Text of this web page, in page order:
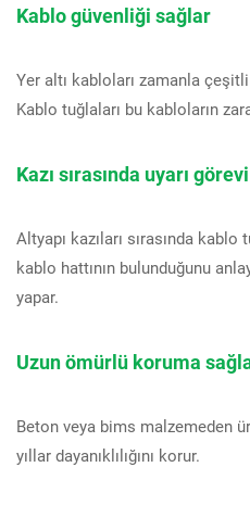
Kablo güvenliği sağlar
Yer altı kabloları zamanla
Kablo tuğlaları bu kabloların
Kazı sırasında uyarı
Altyapı kazıları sırasında
kablo hattının bulunduğunu
yapar.
Uzun ömürlü koruma
Beton veya bims malzemeden
yıllar dayanıklılığını korur.